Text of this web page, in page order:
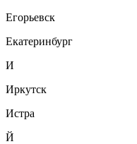
Егорьевск
Екатеринбург
И
Иркутск
Истра
Й